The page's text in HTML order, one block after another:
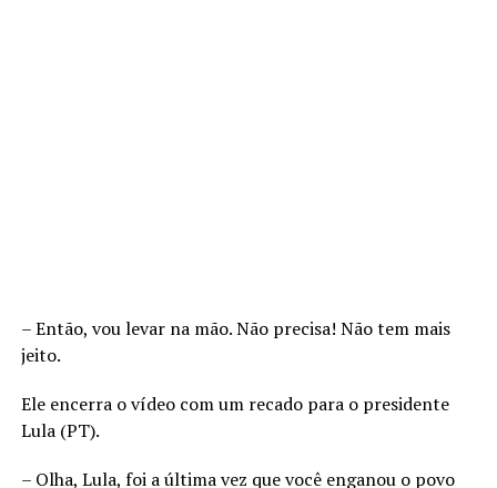
– Então, vou levar na mão. Não precisa! Não tem mais
jeito.
Ele encerra o vídeo com um recado para o presidente
Lula (PT).
– Olha, Lula, foi a última vez que você enganou o povo